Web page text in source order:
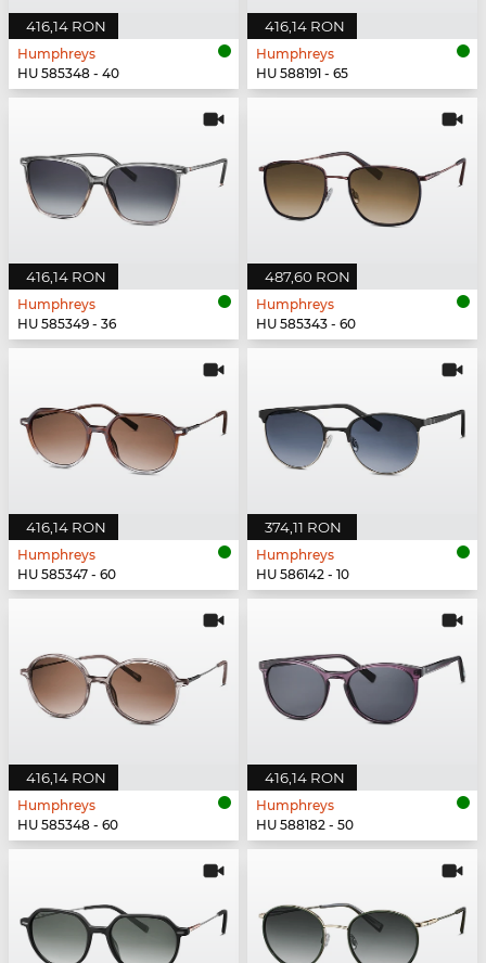
416,14 RON
Humphreys
HU 585348 - 40
416,14 RON
Humphreys
HU 588191 - 65
416,14 RON
Humphreys
HU 585349 - 36
487,60 RON
Humphreys
HU 585343 - 60
416,14 RON
Humphreys
HU 585347 - 60
374,11 RON
Humphreys
HU 586142 - 10
416,14 RON
Humphreys
HU 585348 - 60
416,14 RON
Humphreys
HU 588182 - 50